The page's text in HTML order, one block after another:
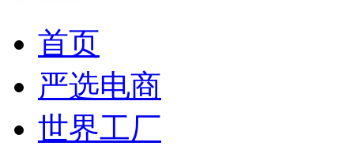
首页
严选电商
世界工厂